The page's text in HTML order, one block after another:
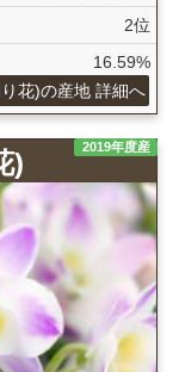
2位
16.59%
花)の産地 詳細へ
2019年度産
)